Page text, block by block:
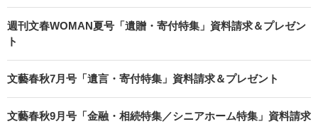
週刊文春WOMAN夏号「遺贈・寄付特集」資料請求＆プレゼン
ト
文藝春秋7月号「遺言・寄付特集」資料請求＆プレゼント
文藝春秋9月号「金融・相続特集／シニアホーム特集」資料請求